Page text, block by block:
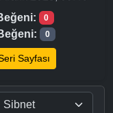
0
0
Sayfası